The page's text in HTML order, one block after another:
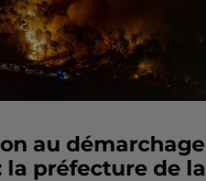
au démarchage
la préfecture de la